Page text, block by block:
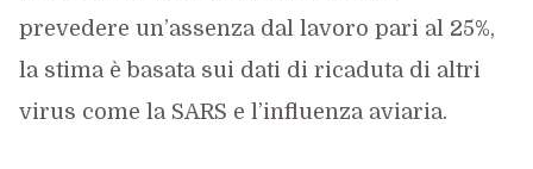
prevedere un’assenza dal lavoro pari al 25%,
la stima è basata sui dati di ricaduta di altri
virus come la SARS e l’influenza aviaria.